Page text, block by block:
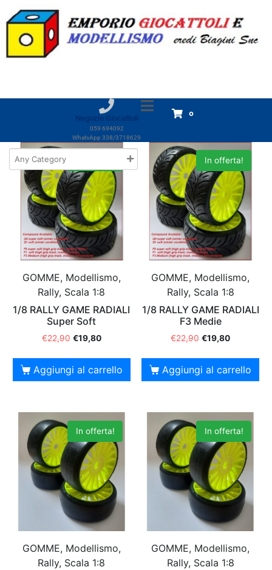
Negozio Giocattoli
059 694092
WhatsApp 338/3718629
0
Home Prodotti SP Racing
SP Racing
GOMME, Modellismo,
Rally, Scala 1:8
1/8 RALLY GAME RADIALI
Super Soft
€22,90 €19,80
Aggiungi al carrello
In offerta!
GOMME, Modellismo,
Rally, Scala 1:8
1/8 RALLY GAME RADIALI
F3 Medie
€22,90 €19,80
Aggiungi al carrello
In offerta!
GOMME, Modellismo,
Rally, Scala 1:8
In offerta!
GOMME, Modellismo,
Rally, Scala 1:8